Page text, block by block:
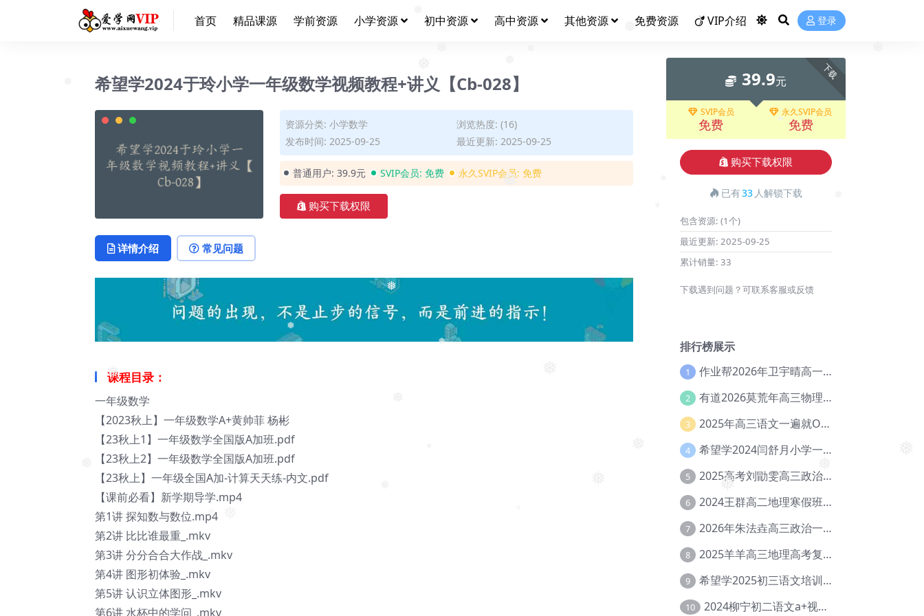
❅
❅
❅
❅ ❅
❅
❅
❅ ❅
首页 精品课源 学前资源 小学资源 初中资源 高中资源 其他资源 免费资源 VIP介绍 登录
希望学2024于玲小学一年级数学视频教程+讲义【Cb-028】
资源分类: 小学数学
浏览热度: (16)
发布时间: 2025-09-25
最近更新: 2025-09-25
普通用户: 39.9元 SVIP会员: 免费 永久SVIP会员: 免费
购买下载权限
详情介绍 常见问题
课程目录：
一年级数学
【2023秋上】一年级数学A+黄帅菲 杨彬
【23秋上1】一年级数学全国版A加班.pdf
【23秋上2】一年级数学全国版A加班.pdf
【23秋上】一年级全国A加-计算天天练-内文.pdf
【课前必看】新学期导学.mp4
第1讲 探知数与数位.mp4
第2讲 比比谁最重_.mkv
第3讲 分分合合大作战_.mkv
第4讲 图形初体验_.mkv
第5讲 认识立体图形_.mkv
第6讲 水杯中的学问_.mkv
下载
39.9元
SVIP会员
免费
永久SVIP会员
免费
购买下载权限
已有33 人解锁下载
包含资源: (1个)
最近更新: 2025-09-25
累计销量: 33
下载遇到问题？可联系客服或反馈
排行榜展示
1 作业帮2026年卫宇晴高一英语s上学期暑假班【冲顶班】【Ec-003】
2 有道2026莫荒年高三物理一轮复习暑假班网课教程【Ef-044】
3 2025年高三语文一遍就OK高中语文体系课【Ea-028】
4 希望学2024闫舒月小学一年级英语视频教程+讲义【Cc-004】
5 2025高考刘勖雯高三政治三轮复习网课教程【Eh-061】
6 2024王群高二地理寒假班教程【Ei-075】
7 2026年朱法垚高三政治一轮复习暑假班【Eh-041】
8 2025羊羊高三地理高考复习视频教程+讲义【Ei-051】
9 希望学2025初三语文培训班秋上A+班（秋上·全国版·A+）【Da-031】
10 2024柳宁初二语文a+视频教程+课堂笔记+讲义（暑假班+秋季班）【Da-003】